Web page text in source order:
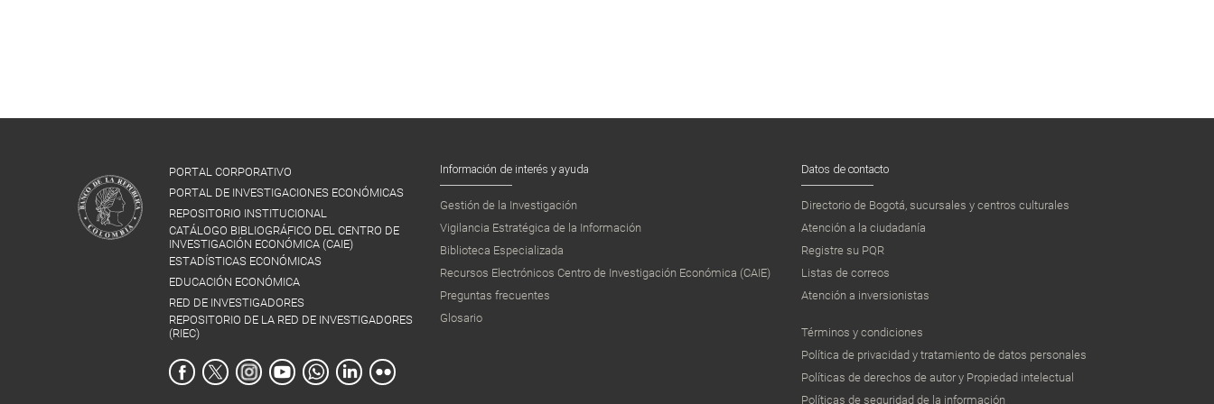
PORTAL CORPORATIVO
PORTAL DE INVESTIGACIONES ECONÓMICAS
REPOSITORIO INSTITUCIONAL
CATÁLOGO BIBLIOGRÁFICO DEL CENTRO DE
INVESTIGACIÓN ECONÓMICA (CAIE)
ESTADÍSTICAS ECONÓMICAS
EDUCACIÓN ECONÓMICA
RED DE INVESTIGADORES
REPOSITORIO DE LA RED DE INVESTIGADORES
(RIEC)
Información de interés y ayuda
Gestión de la Investigación
Vigilancia Estratégica de la Información
Biblioteca Especializada
Recursos Electrónicos Centro de Investigación Económica (CAIE)
Preguntas frecuentes
Glosario
Datos de contacto
Directorio de Bogotá, sucursales y centros culturales
Atención a la ciudadanía
Registre su PQR
Listas de correos
Atención a inversionistas
Términos y condiciones
Política de privacidad y tratamiento de datos personales
Políticas de derechos de autor y Propiedad intelectual
Políticas de seguridad de la información